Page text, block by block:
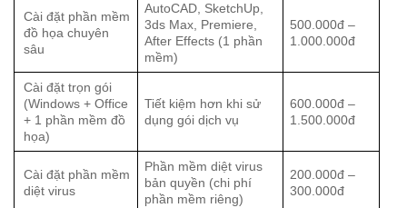
Cài đặt phần mềm
đồ họa chuyên
sâu
AutoCAD, SketchUp,
3ds Max, Premiere,
After Effects (1 phần
mềm)
500.000đ –
1.000.000đ
Cài đặt trọn gói
(Windows + Office
+ 1 phần mềm đồ
họa)
Tiết kiệm hơn khi sử
dụng gói dịch vụ
600.000đ –
1.500.000đ
Cài đặt phần mềm
diệt virus
Phần mềm diệt virus
bản quyền (chi phí
phần mềm riêng)
200.000đ –
300.000đ